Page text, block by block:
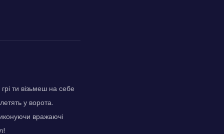
ти візьмеш на себе
у ворота.
вражаючі